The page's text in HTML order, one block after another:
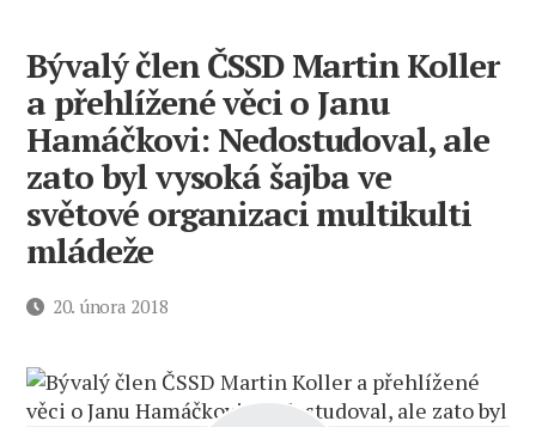
Bývalý člen ČSSD Martin Koller
a přehlížené věci o Janu
Hamáčkovi: Nedostudoval, ale
zato byl vysoká šajba ve
světové organizaci multikulti
mládeže
Datum20. února 2018